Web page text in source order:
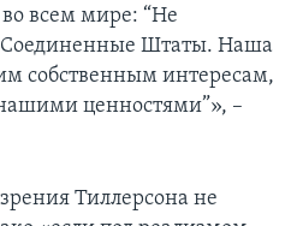
всем мире: “Не
Соединенные Штаты. Наша
собственным интересам,
ценностями”», –
Тиллерсона не